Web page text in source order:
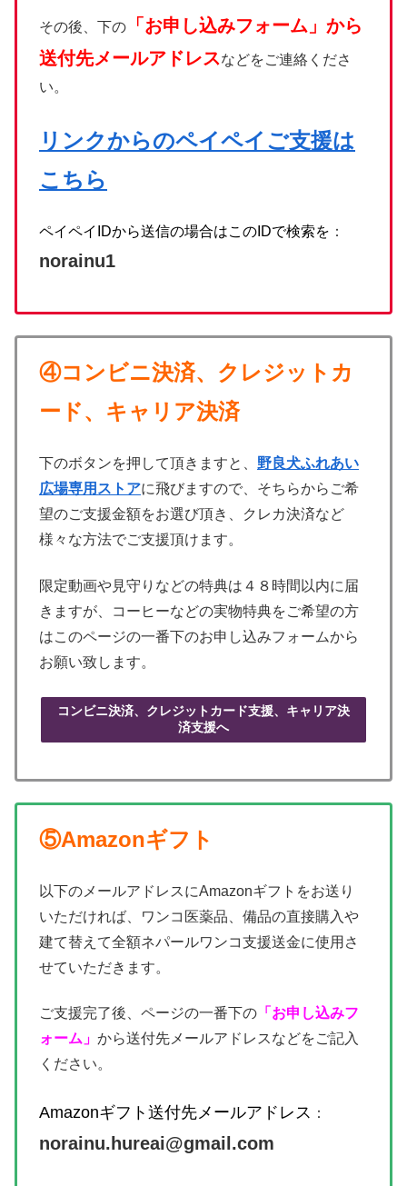
その後、下の
「お申し込みフォーム」から
送付先メールアドレスなどをご連絡くださ
い。
リンクからのペイペイご支援は
こちら
ペイペイIDから送信の場合はこのIDで検索を ：
norainu1
④コンビニ決済、クレジットカ
ード、キャリア決済
下のボタンを押して頂きますと、 野良犬ふれあい
広場専用ストアに飛びますので、そちらからご希
望のご支援金額をお選び頂き、クレカ決済など
様々な方法でご支援頂けます。
限定動画や見守りなどの特典は４８時間以内に届
きますが、コーヒーなどの実物特典をご希望の方
はこのページの一番下のお申し込みフォームから
お願い致します。
コンビニ決済、クレジットカード支援、キャリア決
済支援へ
⑤Amazonギフト
以下のメールアドレスにAmazonギフトをお送り
いただければ、ワンコ医薬品、備品の直接購入や
建て替えて全額ネパールワンコ支援送金に使用さ
せていただきます。
ご支援完了後、ページの一番下の 「お申し込みフ
ォーム」 から送付先メールアドレスなどをご記入
ください。
Amazonギフト送付先メールアドレス ：
norainu.hureai@gmail.com